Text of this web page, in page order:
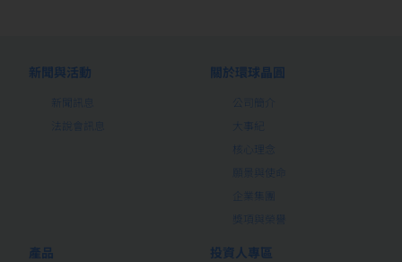
新聞與活動
新聞訊息
法說會訊息
關於環球晶圓
公司簡介
大事紀
核心理念
願景與使命
企業集團
獎項與榮譽
產品 投資人專區